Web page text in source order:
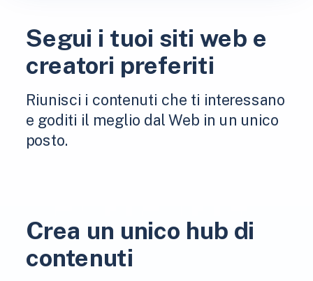
Segui i tuoi siti web e
creatori preferiti
Riunisci i contenuti che ti interessano
e goditi il ​​meglio dal Web in un unico
posto.
Crea un unico hub di
contenuti